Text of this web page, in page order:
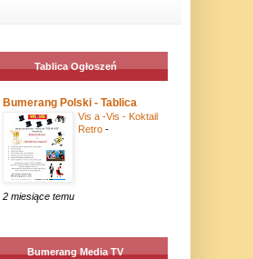
Tablica Ogłoszeń
Bumerang Polski - Tablica
Vis a -Vis - Koktail
Retro -
2 miesiące temu
Bumerang Media TV